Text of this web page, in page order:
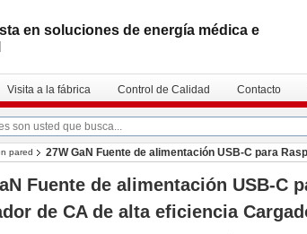
en soluciones de energía médica e
Visita a la fábrica Control de Calidad Contacto
pared
27W GaN Fuente de alimentación USB-C para
Fuente de alimentación USB-C
de CA de alta eficiencia